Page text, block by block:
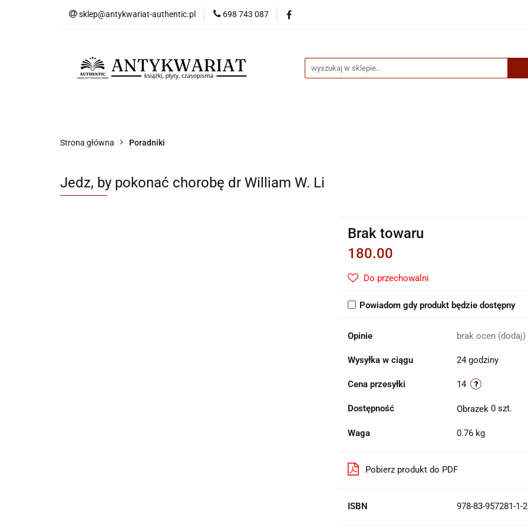
sklep@antykwariat-authentic.pl 698 743 087
Kategorie
Strona główna Poradniki
Jedz, by pokonać chorobę dr William W. Li
Brak towaru
180.00
Do przechowalni
Powiadom gdy produkt będzie dostępny
Opinie brak ocen (dodaj)
Wysyłka w ciągu 24 godziny
Cena przesyłki 14
Dostępność 0 szt.
Waga 0.76 kg
Pobierz produkt do PDF
ISBN 978-83-957281-1-2